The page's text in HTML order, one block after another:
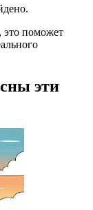
поможет
эти